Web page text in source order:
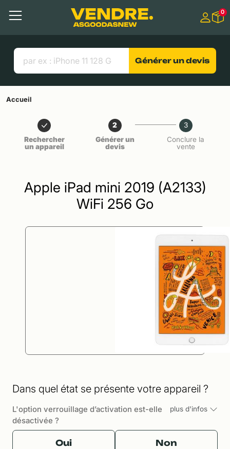
Contenu principal
Menu
Liens utiles
0
Générer un devis
Accueil
Rechercher
un appareil
2
Générer un
devis
3
Conclure la
vente
Apple iPad mini 2019 (A2133)
WiFi 256 Go
Dans quel état se présente votre appareil ?
L'option verrouillage d’activation est-elle
désactivée ?
plus d'infos
Oui Non